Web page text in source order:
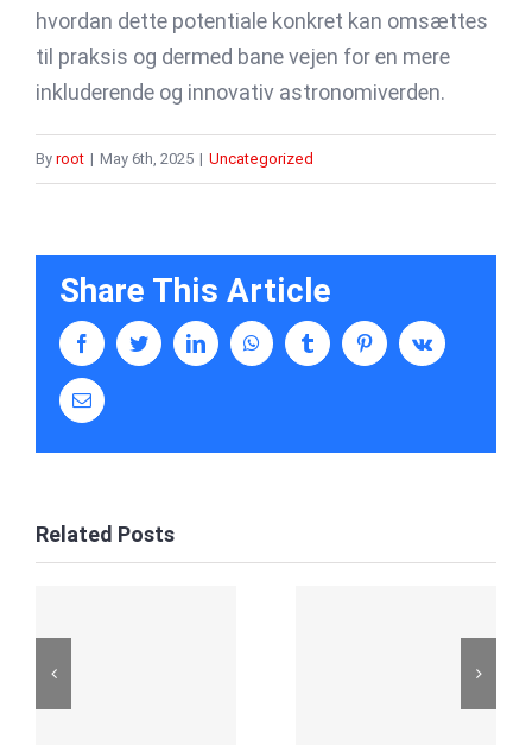
hvordan dette potentiale konkret kan omsættes
til praksis og dermed bane vejen for en mere
inkluderende og innovativ astronomiverden.
By root | May 6th, 2025 | Uncategorized
Share This Article
facebooktwitter linkedin whatsapptumblr pinterestvk
Email
Related Posts